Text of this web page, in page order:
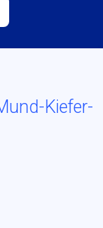
Kiefer-